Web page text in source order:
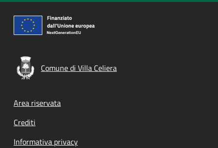
Comune di Villa Celiera
Footer menu
Area riservata
Crediti
Informativa privacy